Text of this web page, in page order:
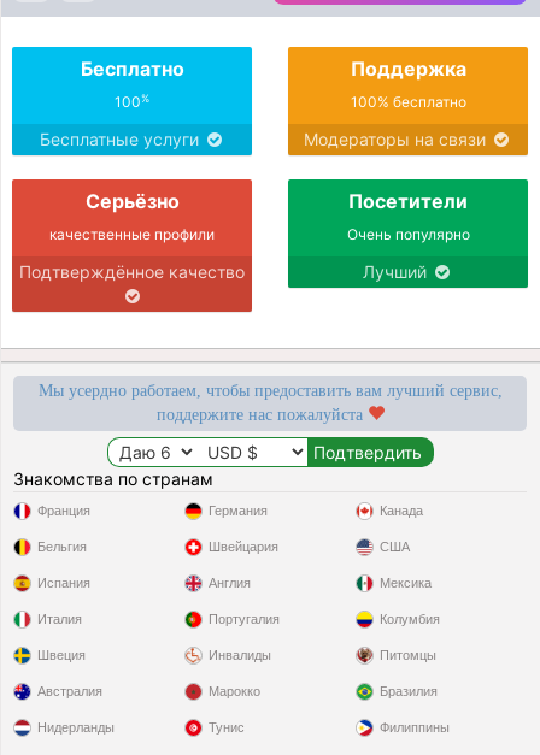
Бесплатно
100%
Бесплатные услуги
Поддержка
100% бесплатно
Модераторы на связи
Серьёзно
качественные профили
Подтверждённое качество
Посетители
Очень популярно
Лучший
Мы усердно работаем, чтобы предоставить вам лучший сервис,
поддержите нас пожалуйста
Знакомства по странам
Франция
Бельгия
Испания
Италия
Швеция
Германия
Швейцария
Англия
Португалия
Инвалиды
Канада
США
Мексика
Колумбия
Питомцы
Австралия
Нидерланды
Марокко
Тунис
Бразилия
Филиппины